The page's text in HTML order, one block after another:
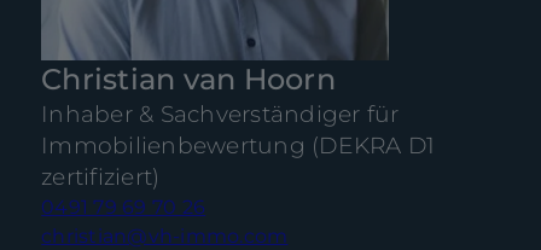
Christian van Hoorn
Inhaber & Sachverständiger für
Immobilienbewertung (DEKRA D1
zertifiziert)
0491 79 69 70 26
christian@vh-immo.com